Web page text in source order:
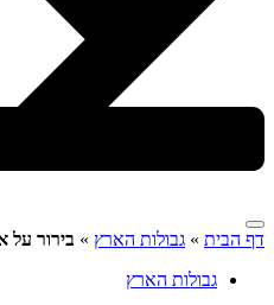
דף הבית » גבולות הארץ » בירור על
גבולות הארץ